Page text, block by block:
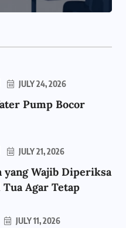
JULY 24, 2026
Pump Bocor
JULY 21, 2026
yang Wajib Diperiksa
Agar Tetap
JULY 11, 2026